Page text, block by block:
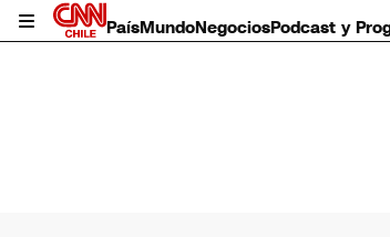
PaísMundoNegociosPodcast y